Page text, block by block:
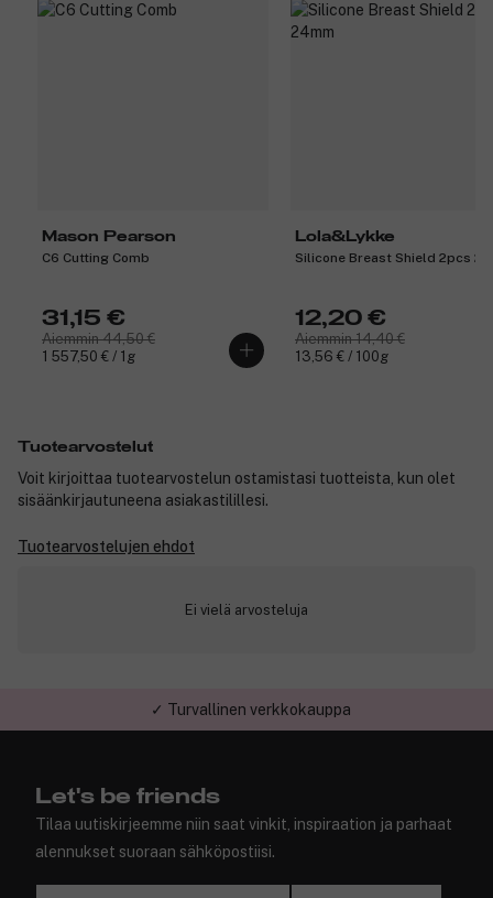
Mason Pearson
C6 Cutting Comb
31,15 €
Aiemmin 44,50 €
1 557,50 € / 1g
Lola&Lykke
Silicone Breast Shield 2pcs
12,20 €
Aiemmin 14,40 €
13,56 € / 100g
Tuotearvostelut
Voit kirjoittaa tuotearvostelun ostamistasi tuotteista, kun olet
sisäänkirjautuneena asiakastilillesi.
Tuotearvostelujen ehdot
Ei vielä arvosteluja
✓ Turvallinen verkkokauppa
Let's be friends
Tilaa uutiskirjeemme niin saat vinkit, inspiraation ja parhaat
alennukset suoraan sähköpostiisi.